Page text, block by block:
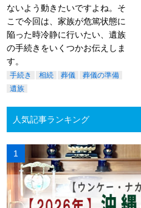
ないよう動きたいですよね。そ
こで今回は、家族が危篤状態に
陥った時冷静に行いたい、遺族
の手続きをいくつかお伝えしま
す。
手続き 相続 葬儀
葬儀の準備
遺族
人気記事ランキング